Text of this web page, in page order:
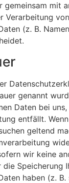
gemeinsam mit
Verarbeitung von
(z. B.
genannt
Daten bei
entfällt.
geltend
wir keine
die Speicherung
haben (z.